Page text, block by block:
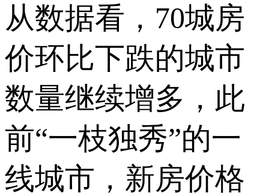
从数据看，70城房
价环比下跌的城市
数量继续增多，此
前“一枝独秀”的一
线城市，新房价格